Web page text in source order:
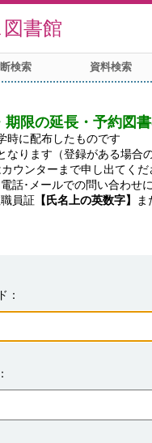
書館
検索 資料検索
限の延長・予約図
時に配布したものです
ります（登録がある場合の
ウンターまで申し出てくだ
話･メールでの問い合わせ
員証 【氏名上の英数字】 ま